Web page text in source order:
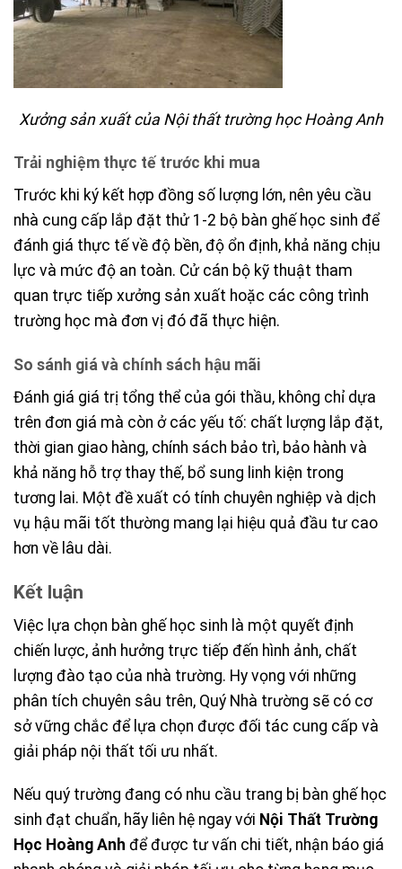
Xưởng sản xuất của Nội thất trường học Hoàng Anh
Trải nghiệm thực tế trước khi mua
Trước khi ký kết hợp đồng số lượng lớn, nên yêu cầu
nhà cung cấp lắp đặt thử 1-2 bộ bàn ghế học sinh để
đánh giá thực tế về độ bền, độ ổn định, khả năng chịu
lực và mức độ an toàn. Cử cán bộ kỹ thuật tham
quan trực tiếp xưởng sản xuất hoặc các công trình
trường học mà đơn vị đó đã thực hiện.
So sánh giá và chính sách hậu mãi
Đánh giá giá trị tổng thể của gói thầu, không chỉ dựa
trên đơn giá mà còn ở các yếu tố: chất lượng lắp đặt,
thời gian giao hàng, chính sách bảo trì, bảo hành và
khả năng hỗ trợ thay thế, bổ sung linh kiện trong
tương lai. Một đề xuất có tính chuyên nghiệp và dịch
vụ hậu mãi tốt thường mang lại hiệu quả đầu tư cao
hơn về lâu dài.
Kết luận
Việc lựa chọn bàn ghế học sinh là một quyết định
chiến lược, ảnh hưởng trực tiếp đến hình ảnh, chất
lượng đào tạo của nhà trường. Hy vọng với những
phân tích chuyên sâu trên, Quý Nhà trường sẽ có cơ
sở vững chắc để lựa chọn được đối tác cung cấp và
giải pháp nội thất tối ưu nhất.
Nếu quý trường đang có nhu cầu trang bị bàn ghế học
sinh đạt chuẩn, hãy liên hệ ngay với Nội Thất Trường
Học Hoàng Anh để được tư vấn chi tiết, nhận báo giá